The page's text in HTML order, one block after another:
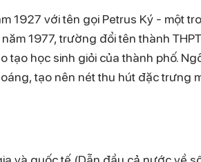
1927 với tên gọi Petrus Ký - một
1977, trường đổi tên thành THPT
tạo học sinh giỏi của thành phố.
tạo nên nét thu hút đặc trưng